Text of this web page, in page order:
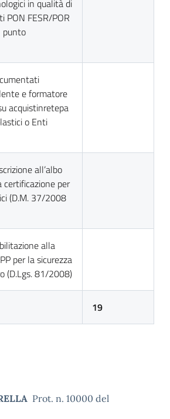
in qualità di
PON FESR/POR
punto
e formatore
acquistinretepa
o Enti
all’albo
certificazione per
(D.M. 37/2008
alla
per la sicurezza
(D.Lgs. 81/2008)
19
Prot. n. 10000 del